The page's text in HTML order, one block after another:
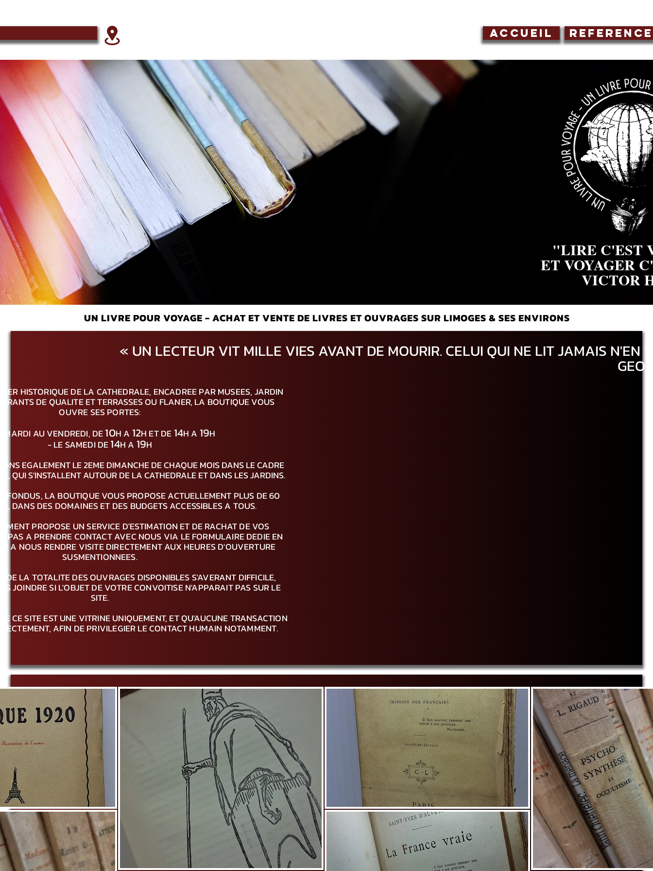
ACCUEIL
"LIRE C'EST
ET VOYAGER
VICTOR
UN LIVRE POUR VOYAGE - ACHAT ET VENTE DE LIVRES ET OUVRAGES SUR LIMOGES & SES ENVIRONS
« UN LECTEUR VIT MILLE VIES AVANT DE MOURIR. CELUI QUI NE LIT JAMAIS N'EN
HISTORIQUE DE LA CATHEDRALE, ENCADREE PAR MUSEES, JARDIN
DE QUALITE ET TERRASSES OU FLANER, LA BOUTIQUE VOUS
OUVRE SES PORTES:
MARDI AU VENDREDI, DE10H A 12H ET DE 14H A 19H
- LE SAMEDI DE14H A 19H
EGALEMENT LE 2EME DIMANCHE DE CHAQUE MOIS DANS LE CADRE
QUI S'INSTALLENT AUTOUR DE LA CATHEDRALE ET DANS LES JARDINS.
LA BOUTIQUE VOUS PROPOSE ACTUELLEMENT PLUS DE 60
DANS DES DOMAINES ET DES BUDGETS ACCESSIBLES A TOUS.
PROPOSE UN SERVICE D'ESTIMATION ET DE RACHAT DE VOS
PAS A PRENDRE CONTACT AVEC NOUS VIA LE FORMULAIRE DEDIE EN
A NOUS RENDRE VISITE DIRECTEMENT AUX HEURES D'OUVERTURE
SUSMENTIONNEES.
DE LA TOTALITE DES OUVRAGES DISPONIBLES S'AVERANT DIFFICILE,
JOINDRE SI L'OBJET DE VOTRE CONVOITISE N'APPARAIT PAS SUR LE
SITE.
CE SITE EST UNE VITRINE UNIQUEMENT, ET QU'AUCUNE TRANSACTION
AFIN DE PRIVILEGIER LE CONTACT HUMAIN NOTAMMENT.